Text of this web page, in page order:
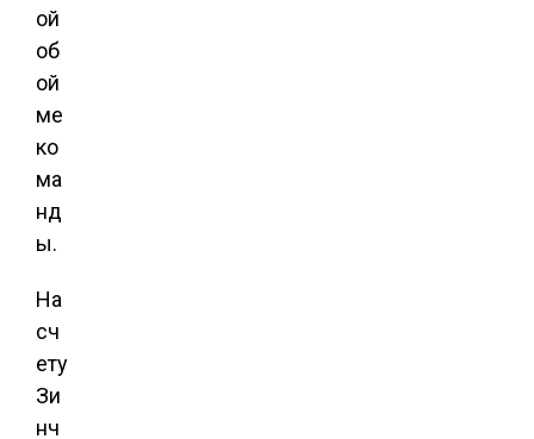
ой
об
ой
ме
ко
ма
нд
ы.
На
сч
ету
Зи
нч